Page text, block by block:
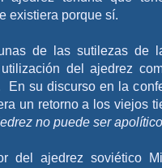
existiera porque sí.
de las sutilezas de
del ajedrez
En su discurso en la
un retorno a los viejos
no puede ser
del ajedrez soviético